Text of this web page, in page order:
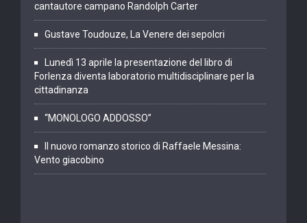
cantautore campano Randolph Carter
Gustave Toudouze, La Venere dei sepolcri
Lunedì 13 aprile la presentazione del libro di
Forlenza diventa laboratorio multidisciplinare per la
cittadinanza
“MONOLOGO ADDOSSO”
Il nuovo romanzo storico di Raffaele Messina:
Vento giacobino